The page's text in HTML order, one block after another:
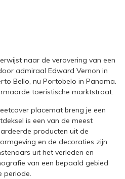
naar de verovering van een
admiraal Edward Vernon in
Bello, nu Portobelo in Panama.
toeristische marktstraat.
placemat breng je een
is een van de meest
producten uit de
en de decoraties zijn
uit het verleden en
van een bepaald gebied
periode.